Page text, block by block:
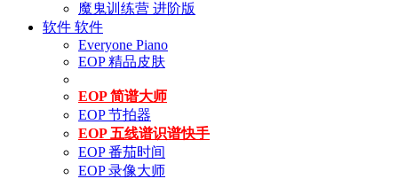
魔鬼训练营 进阶版
软件 软件
Everyone Piano
EOP 精品皮肤
EOP 简谱大师
EOP 节拍器
EOP 五线谱识谱快手
EOP 番茄时间
EOP 录像大师